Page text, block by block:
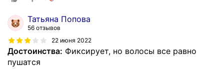
Татьяна Попова
56 отзывов
22 июня 2022
Достоинства: Фиксирует, но волосы все равно
пушатся